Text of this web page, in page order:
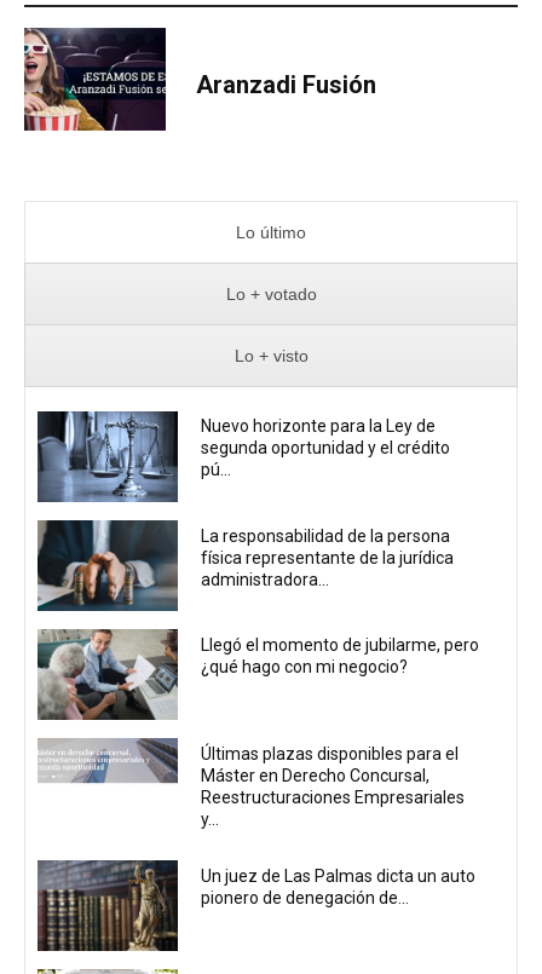
Aranzadi Fusión
Lo último
Lo + votado
Lo + visto
Nuevo horizonte para la Ley de
segunda oportunidad y el crédito
pú...
La responsabilidad de la persona
física representante de la jurídica
administradora...
Llegó el momento de jubilarme, pero
¿qué hago con mi negocio?
Últimas plazas disponibles para el
Máster en Derecho Concursal,
Reestructuraciones Empresariales
y...
Un juez de Las Palmas dicta un auto
pionero de denegación de...